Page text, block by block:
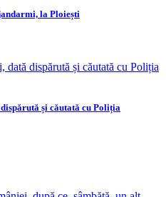
la Ploiești
și căutată cu Poliția